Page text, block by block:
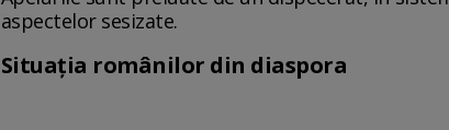
aspectelor sesizate.
Situația românilor din diaspora